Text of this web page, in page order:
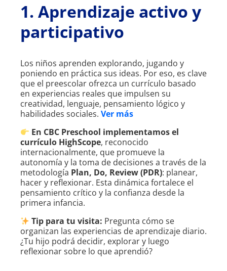
1. Aprendizaje activo y
participativo
Los niños aprenden explorando, jugando y
poniendo en práctica sus ideas. Por eso, es clave
que el preescolar ofrezca un currículo basado
en experiencias reales que impulsen su
creatividad, lenguaje, pensamiento lógico y
habilidades sociales. Ver más
En CBC Preschool implementamos el
currículo HighScope, reconocido
internacionalmente, que promueve la
autonomía y la toma de decisiones a través de la
metodología Plan, Do, Review (PDR): planear,
hacer y reflexionar. Esta dinámica fortalece el
pensamiento crítico y la confianza desde la
primera infancia.
Tip para tu visita: Pregunta cómo se
organizan las experiencias de aprendizaje diario.
¿Tu hijo podrá decidir, explorar y luego
reflexionar sobre lo que aprendió?